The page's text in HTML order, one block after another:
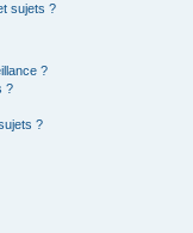
sujets ?
?
?
?